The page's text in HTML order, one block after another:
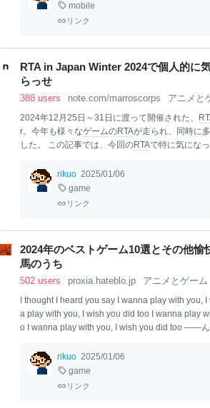
mobile
リンク
RTA in Japan Winter 2024で個人的に
らっせ
388 users note.com/marroscorps アニメと
2024年12月25日～31日に渡って開催された、
r。今年も様々なゲームのRTAが走られ、同時に
した。 この記事では、今回のRTAで特に気にな
いただけたらと思います。Tw
それではどうぞ。 1.Hi-Fi RUSH 初日の夜に
があって非常に楽しい
会場でやるRTAだからこそできると言いますか
なるような
rikuo 2025/01/06
game
リンク
2024年のベストゲーム10選とその他
馬のうち
502 users proxia.hateblo.jp アニメとゲーム
I thought I heard you say I wanna play with you, I
a play with you, I wish you did too I wanna play w
o I wanna play with you, I wish you did too ――ん
y Forge） 2.『Balatro』（LocalThunk／
Meter／11 b itStudio） 4.『SANABI』（Wonder
he Fermi Parad
rikuo 2025/01/06
game
リンク